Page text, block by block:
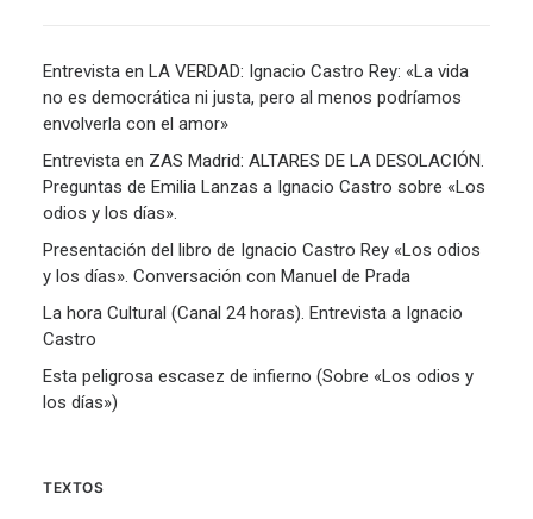
Entrevista en LA VERDAD: Ignacio Castro Rey: «La vida
no es democrática ni justa, pero al menos podríamos
envolverla con el amor»
Entrevista en ZAS Madrid: ALTARES DE LA DESOLACIÓN.
Preguntas de Emilia Lanzas a Ignacio Castro sobre «Los
odios y los días».
Presentación del libro de Ignacio Castro Rey «Los odios
y los días». Conversación con Manuel de Prada
La hora Cultural (Canal 24 horas). Entrevista a Ignacio
Castro
Esta peligrosa escasez de infierno (Sobre «Los odios y
los días»)
TEXTOS